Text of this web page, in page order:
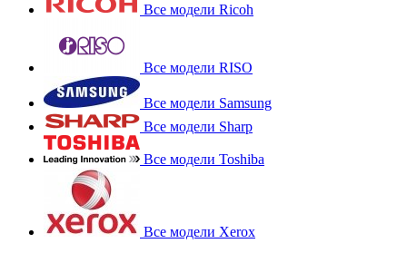
Все модели Ricoh
Все модели RISO
Все модели Samsung
Все модели Sharp
Все модели Toshiba
Все модели Xerox